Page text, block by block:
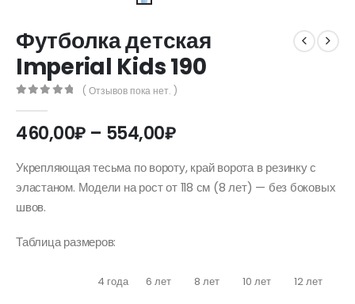
Футболка детская
Imperial Kids 190
( Отзывов пока нет. )
460,00₽ – 554,00₽Диапазон
460,00₽
–
Укрепляющая тесьма по вороту, край ворота в резинку с
эластаном. Модели на рост от 118 см (8 лет) — без боковых
швов.
Таблица размеров:
4 года 6 лет 8 лет 10 лет 12 лет